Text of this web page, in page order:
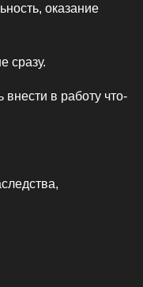
оказание
сразу.
внести в работу что-